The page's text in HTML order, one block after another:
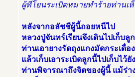
ผู้ที่โยนระเบิดหมายทำร้ายท่านเ
หลังจากอลัชชีผู้นี้ถอยหนีไป
หลวงปู่จันทร์เรียนจึงเดินไปเก็บลู
ท่านเอายางรัดถุงแกงมัดกระเดื่อ
แล้วเก็บเอาระเบิดลูกนี้ไปเก็บไว้
ท่านพิจารณาถึงจิตของผู้นี้ แม้ร่า